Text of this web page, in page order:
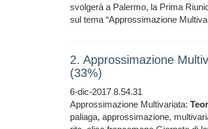
svolgerà a Palermo, la Prima
sul tema “Approssimazione
2. Approssimazione
(33%)
6-dic-2017 8.54.31
Approssimazione Multivariata:
paliaga, approssimazione,